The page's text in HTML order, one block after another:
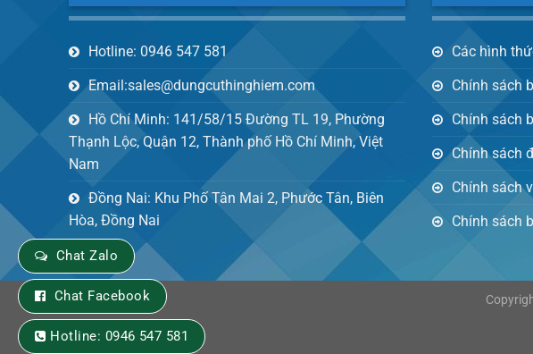
Hotline: 0946 547 581
Email:sales@dungcuthinghiem.com
Hồ Chí Minh: 141/58/15 Đường TL 19, Phường
Thạnh Lộc, Quận 12, Thành phố Hồ Chí Minh, Việt
Nam
Đồng Nai: Khu Phố Tân Mai 2, Phước Tân, Biên
Hòa, Đồng Nai
Các hình
Chính sách
Chính sách
Chính sách
Chính sách
Chính sách
Chat Zalo
Chat Facebook
Hotline: 0946 547 581